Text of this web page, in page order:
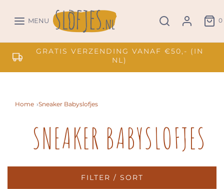
MENU 0
GRATIS VERZENDING VANAF €50,- (IN
NL)
Home ›Sneaker Babyslofjes
SNEAKER BABYSLOFJES
FILTER / SORT